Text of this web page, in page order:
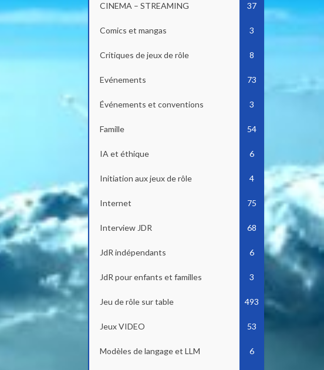
CINEMA – STREAMING 37
Comics et mangas 3
Critiques de jeux de rôle 8
Evénements 73
Événements et conventions 3
Famille 54
IA et éthique 6
Initiation aux jeux de rôle 4
Internet 75
Interview JDR 68
JdR indépendants 6
JdR pour enfants et familles 3
Jeu de rôle sur table 493
Jeux VIDEO 53
Modèles de langage et LLM 6